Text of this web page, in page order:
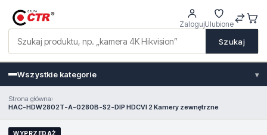
Szukaj
ZalogujUlubione
Wszystkie kategorie ▾
Strona główna›
HAC-HDW2802T-A-0280B-S2-DIP HDCVI 2 Kamery zewnętrzne
WYPRZEDAŻ